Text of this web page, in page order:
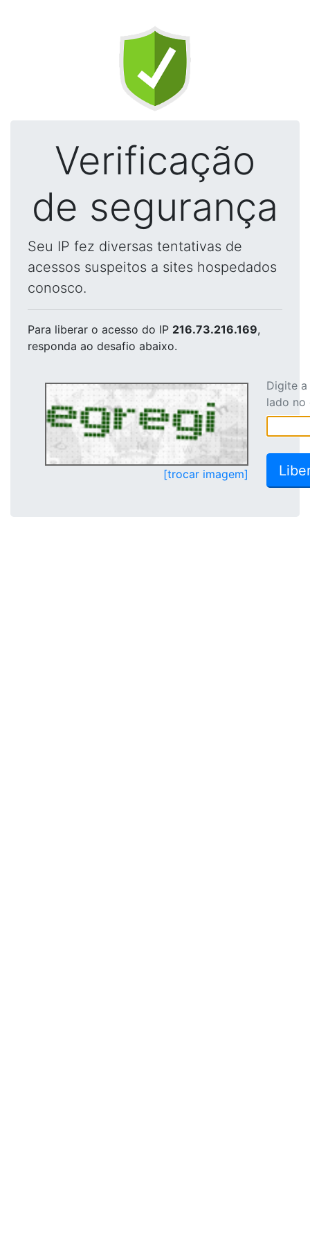
Verificação
de segurança
Seu IP fez diversas tentativas de
acessos suspeitos a sites hospedados
conosco.
Para liberar o acesso do IP 216.73.216.169,
responda ao desafio abaixo.
[trocar imagem]
Digite
lado no